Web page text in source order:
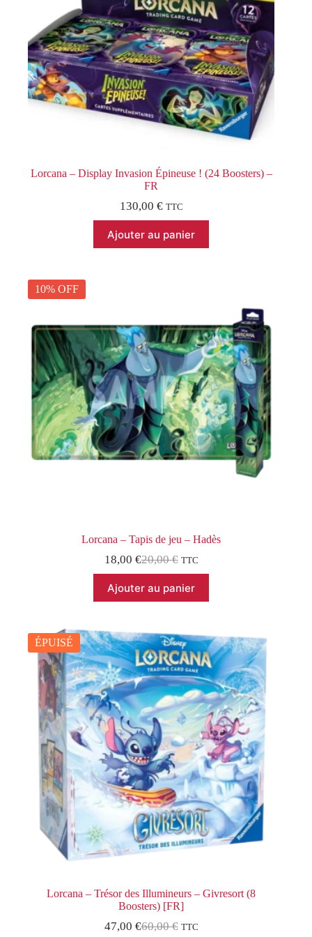
Lorcana – Display Invasion Épineuse ! (24 Boosters) –
FR
130,00 € TTC
Ajouter au panier
10% OFF
Lorcana – Tapis de jeu – Hadès
20,00€
Le
prix
initial
était :
18,00 €Le
prix
actuel
est :
TTC
Ajouter au panier
ÉPUISÉ
Lorcana – Trésor des Illumineurs – Givresort (8
Boosters) [FR]
60,00€
Le
47,00 €Le
TTC